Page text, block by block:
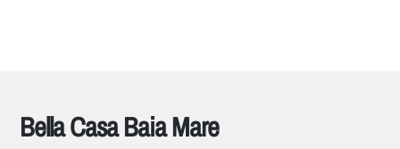
Bella Casa Baia Mare